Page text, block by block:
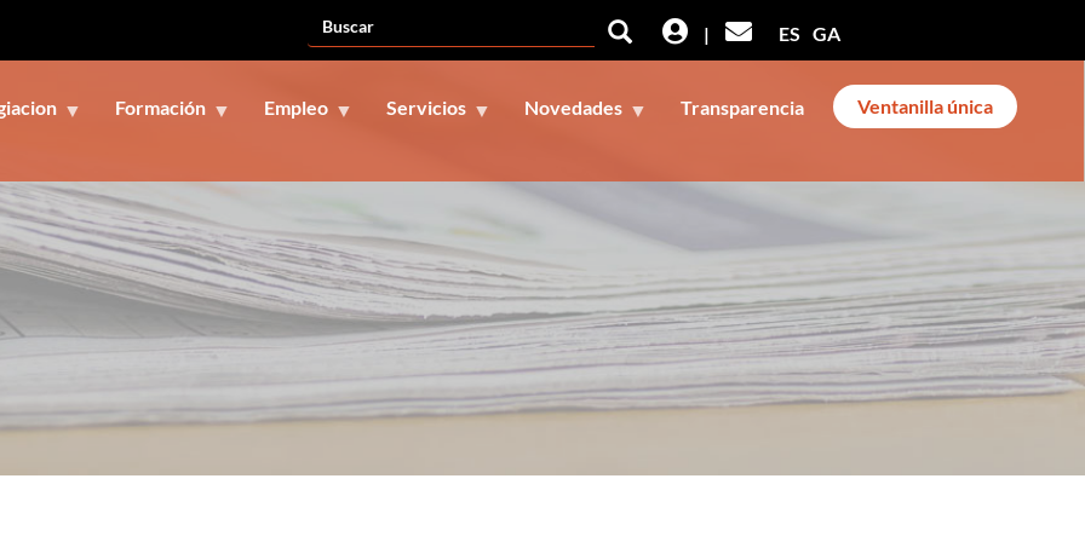
Buscar
Buscar | ES GA
Formación Empleo Servicios Novedades Transparencia Ventanilla única